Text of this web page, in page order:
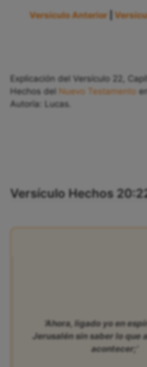
Versículo Anterior
Explicación del Versículo 22,
Hechos del Nuevo Testamento
Autoría: Lucas.
Versículo Hechos
‘Ahora, ligado yo en
Jerusalén sin saber lo que
acontecer;’